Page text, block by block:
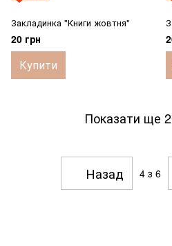
Закладинка "Книги жовтня"
20 грн
Купити
Показати ще
Назад 4 з 6